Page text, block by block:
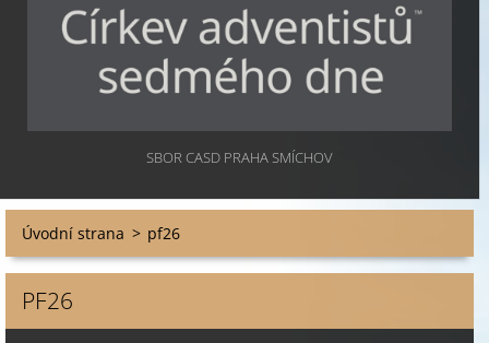
SBOR CASD PRAHA SMÍCHOV
Úvodní strana > pf26
PF26